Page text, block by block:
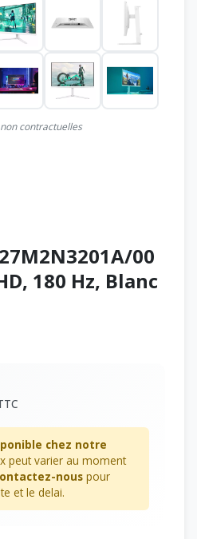
contractuelles
00
180 Hz, Blanc
chez notre
peut varier au moment
nous pour
et le delai.